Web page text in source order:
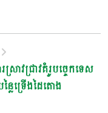
រាវជ្រាវគំរូបច្ចេកទេស
លៃទ្រើងដៃតោង